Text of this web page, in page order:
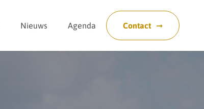
Nieuws Agenda Contact